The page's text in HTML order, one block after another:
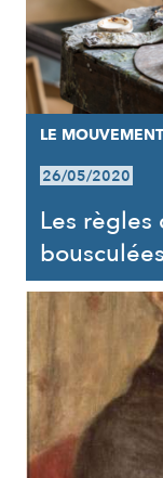
LE
26/05/2020
Les règles
bousculées